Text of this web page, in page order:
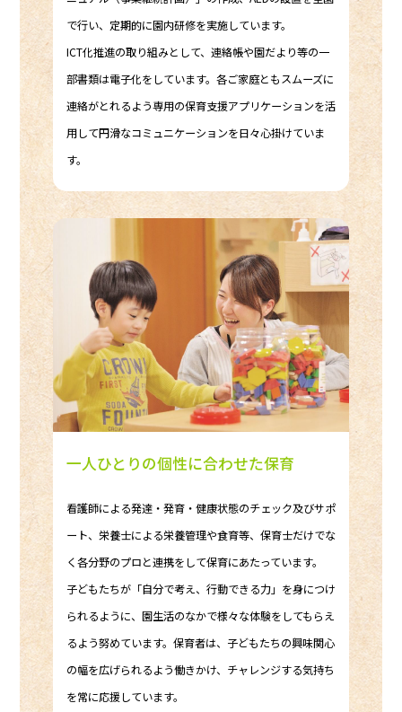
で行い、定期的に園内研修を実施しています。
ICT化推進の取り組みとして、連絡帳や園だより等の一
部書類は電子化をしています。各ご家庭ともスムーズに
連絡がとれるよう専用の保育支援アプリケーションを活
用して円滑なコミュニケーションを日々心掛けていま
す。
一人ひとりの個性に合わせた保育
看護師による発達・発育・健康状態のチェック及びサポ
ート、栄養士による栄養管理や食育等、保育士だけでな
く各分野のプロと連携をして保育にあたっています。
子どもたちが「自分で考え、行動できる力」を身につけ
られるように、園生活のなかで様々な体験をしてもらえ
るよう努めています。保育者は、子どもたちの興味関心
の幅を広げられるよう働きかけ、チャレンジする気持ち
を常に応援しています。